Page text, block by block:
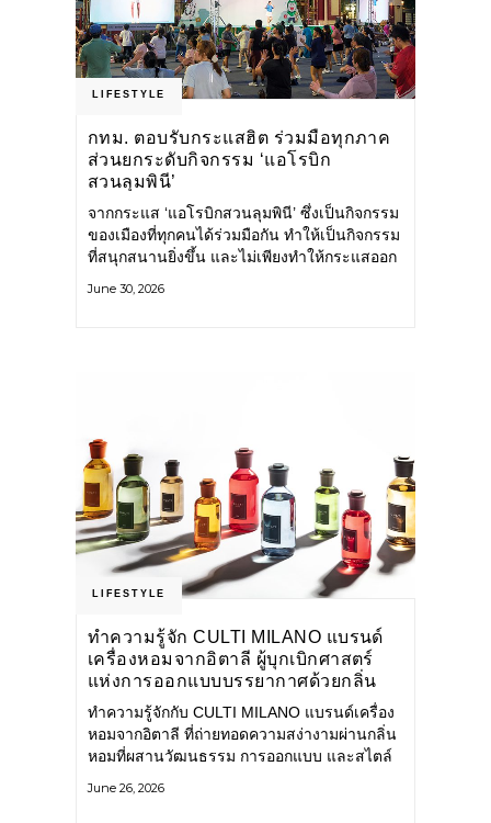
LIFESTYLE
กทม. ตอบรับกระแสฮิต ร่วมมือทุกภาค
ส่วนยกระดับกิจกรรม ‘แอโรบิก
สวนลุมพินี’
จากกระแส ‘แอโรบิกสวนลุมพินี’ ซึ่งเป็นกิจกรรม
ของเมืองที่ทุกคนได้ร่วมมือกัน ทำให้เป็นกิจกรรม
ที่สนุกสนานยิ่งขึ้น และไม่เพียงทำให้กระแสออก
กระจายไปยังหลายพื้นที่ของประเทศที่อยากออก
June 30, 2026
LIFESTYLE
ทำความรู้จัก CULTI MILANO แบรนด์
เครื่องหอมจากอิตาลี ผู้บุกเบิกศาสตร์
แห่งการออกแบบบรรยากาศด้วยกลิ่น
หอม ผสานสไตล์อันโดดเด่นอย่างลงตัว
ทำความรู้จักกับ CULTI MILANO แบรนด์เครื่อง
หอมจากอิตาลี ที่ถ่ายทอดความสง่างามผ่านกลิ่น
หอมที่ผสานวัฒนธรรม การออกแบบ และสไตล์
แบรนด์เครื่องหอมระดับลักชัวรีดีไซน์เอกลักษณ์
June 26, 2026